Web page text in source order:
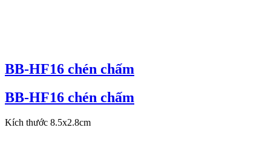
BB-HF16 chén chấm
BB-HF16 chén chấm
Kích thước 8.5x2.8cm